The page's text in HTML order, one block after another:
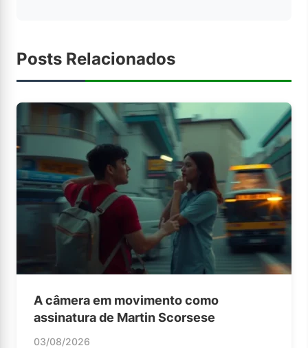
Posts Relacionados
A câmera em movimento como
assinatura de Martin Scorsese
03/08/2026